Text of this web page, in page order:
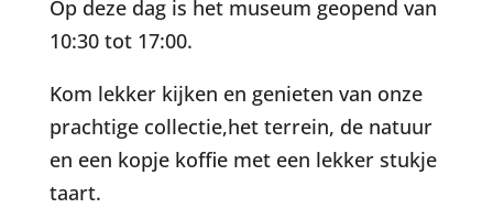
Op deze dag is het museum geopend van
10:30 tot 17:00.
Kom lekker kijken en genieten van onze
prachtige collectie,het terrein, de natuur
en een kopje koffie met een lekker stukje
taart.